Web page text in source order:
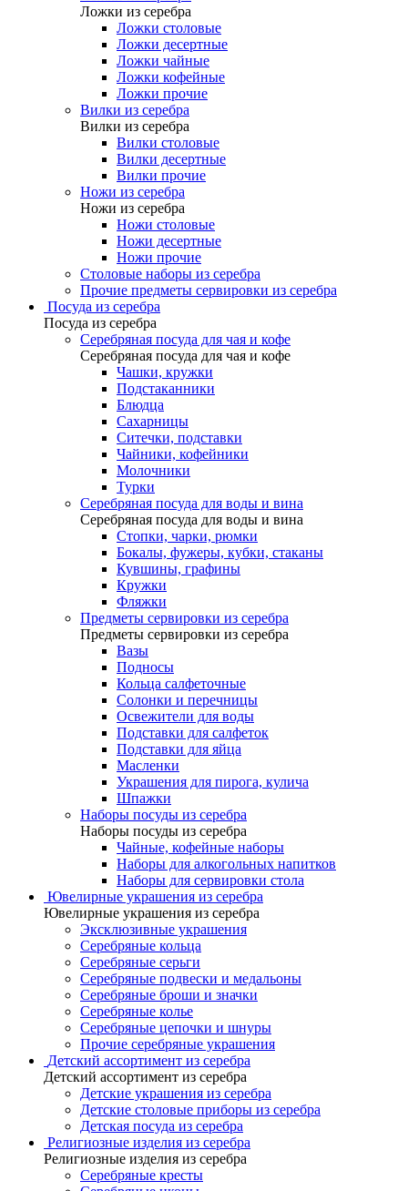
Ложки из серебра
Ложки столовые
Ложки десертные
Ложки чайные
Ложки кофейные
Ложки прочие
Вилки из серебра
Вилки из серебра
Вилки столовые
Вилки десертные
Вилки прочие
Ножи из серебра
Ножи из серебра
Ножи столовые
Ножи десертные
Ножи прочие
Столовые наборы из серебра
Прочие предметы сервировки из серебра
Посуда из серебра
Посуда из серебра
Серебряная посуда для чая и кофе
Серебряная посуда для чая и кофе
Чашки, кружки
Подстаканники
Блюдца
Сахарницы
Ситечки, подставки
Чайники, кофейники
Молочники
Турки
Серебряная посуда для воды и вина
Серебряная посуда для воды и вина
Стопки, чарки, рюмки
Бокалы, фужеры, кубки, стаканы
Кувшины, графины
Кружки
Фляжки
Предметы сервировки из серебра
Предметы сервировки из серебра
Вазы
Подносы
Кольца салфеточные
Солонки и перечницы
Освежители для воды
Подставки для салфеток
Подставки для яйца
Масленки
Украшения для пирога, кулича
Шпажки
Наборы посуды из серебра
Наборы посуды из серебра
Чайные, кофейные наборы
Наборы для алкогольных напитков
Наборы для сервировки стола
Ювелирные украшения из серебра
Ювелирные украшения из серебра
Эксклюзивные украшения
Серебряные кольца
Серебряные серьги
Серебряные подвески и медальоны
Серебряные броши и значки
Серебряные колье
Серебряные цепочки и шнуры
Прочие серебряные украшения
Детский ассортимент из серебра
Детский ассортимент из серебра
Детские украшения из серебра
Детские столовые приборы из серебра
Детская посуда из серебра
Религиозные изделия из серебра
Религиозные изделия из серебра
Серебряные кресты